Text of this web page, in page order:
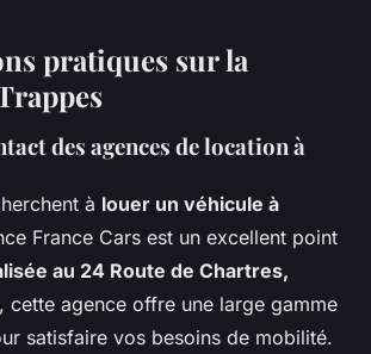
pratiques sur la
des agences de location à
à louer un véhicule à
France Cars est un excellent point
au 24 Route de Chartres,
, cette agence offre une large gamme
satisfaire vos besoins de mobilité.